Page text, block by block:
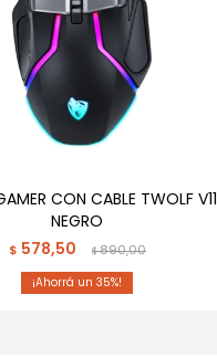
CON CABLE TWOLF V11
NEGRO
$ 578,50 $890,00
35